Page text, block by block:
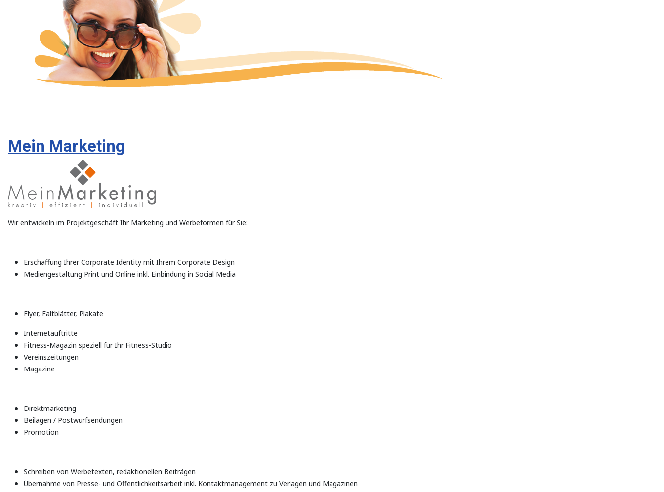
Mein Marketing
Wir entwickeln im Projektgeschäft Ihr Marketing und Werbeformen für Sie:
Erschaffung Ihrer Corporate Identity mit Ihrem Corporate Design
Mediengestaltung Print und Online inkl. Einbindung in Social Media
Flyer, Faltblätter, Plakate
Internetauftritte
Fitness-Magazin speziell für Ihr Fitness-Studio
Vereinszeitungen
Magazine
Direktmarketing
Beilagen / Postwurfsendungen
Promotion
Schreiben von Werbetexten, redaktionellen Beiträgen
Übernahme von Presse- und Öffentlichkeitsarbeit inkl. Kontaktmanagement zu Verlagen und Magazinen